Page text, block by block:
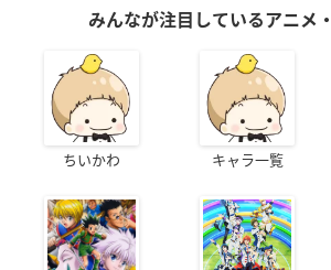
みんなが注目しているアニメ
ちいかわ キャラ一覧